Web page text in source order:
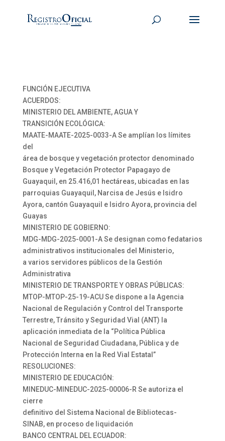
FUNCIÓN EJECUTIVA
ACUERDOS:
MINISTERIO DEL AMBIENTE, AGUA Y
TRANSICIÓN ECOLÓGICA:
MAATE-MAATE-2025-0033-A Se amplían los límites
del
área de bosque y vegetación protector denominado
Bosque y Vegetación Protector Papagayo de
Guayaquil, en 25.416,01 hectáreas, ubicadas en las
parroquias Guayaquil, Narcisa de Jesús e Isidro
Ayora, cantón Guayaquil e Isidro Ayora, provincia del
Guayas
MINISTERIO DE GOBIERNO:
MDG-MDG-2025-0001-A Se designan como fedatarios
administrativos institucionales del Ministerio,
a varios servidores públicos de la Gestión
Administrativa
MINISTERIO DE TRANSPORTE Y OBRAS PÚBLICAS:
MTOP-MTOP-25-19-ACU Se dispone a la Agencia
Nacional de Regulación y Control del Transporte
Terrestre, Tránsito y Seguridad Vial (ANT) la
aplicación inmediata de la “Política Pública
Nacional de Seguridad Ciudadana, Pública y de
Protección Interna en la Red Vial Estatal”
RESOLUCIONES:
MINISTERIO DE EDUCACIÓN:
MINEDUC-MINEDUC-2025-00006-R Se autoriza el
cierre
definitivo del Sistema Nacional de Bibliotecas-
SINAB, en proceso de liquidación
BANCO CENTRAL DEL ECUADOR: